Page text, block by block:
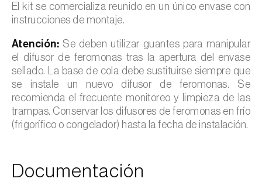
El kit se comercializa reunido en un único envase con
instrucciones de montaje.
Atención: Se deben utilizar guantes para manipular
el difusor de feromonas tras la apertura del envase
sellado. La base de cola debe sustituirse siempre que
se instale un nuevo difusor de feromonas. Se
recomienda el frecuente monitoreo y limpieza de las
trampas. Conservar los difusores de feromonas en frío
(frigorífico o congelador) hasta la fecha de instalación.
Documentación